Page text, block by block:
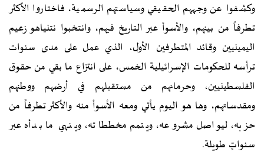
وكشفوا عن وجههم الحقيقي وسياستهم الرسمية، فاختاروا الأكثر
تطرفاً من بينهم، والأسوأ عبر التاريخ فيهم، وانتخبوا نتنياهو زعيم
اليمينيين وقائد المتطرفين الأول، الذي عمل على مدى سنوات
ترأسه للحكومات الإسرائيلية الخمس، على انتزاع ما بقي من حقوق
الفلسطينيين، وحرمانهم من مستقبلهم في أرضهم ووطنهم
ومقدساتهم، وها هو اليوم يأتي ومعه الأسوأ منه والأكثر تطرفاً من
حزبه، ليواصل مشروعه، ويتمم مخططاته، وينهي ما بدأه عبر
سنواتٍ طويلة.